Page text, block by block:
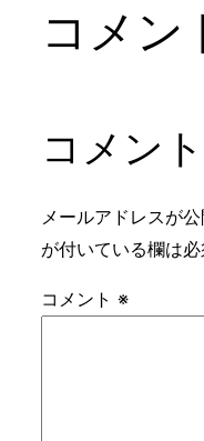
コメン
コメン
メールアドレスが
が付いている欄は
コメント ※